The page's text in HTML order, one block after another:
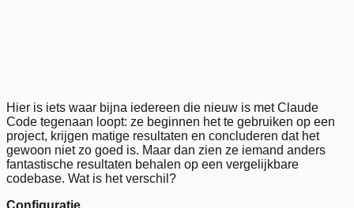
Hier is iets waar bijna iedereen die nieuw is met Claude
Code tegenaan loopt: ze beginnen het te gebruiken op een
project, krijgen matige resultaten en concluderen dat het
gewoon niet zo goed is. Maar dan zien ze iemand anders
fantastische resultaten behalen op een vergelijkbare
codebase. Wat is het verschil?
Configuratie.